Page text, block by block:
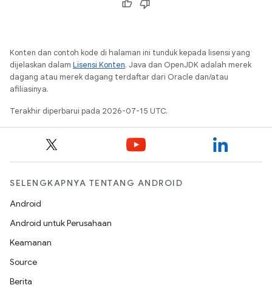
Konten dan contoh kode di halaman ini tunduk kepada lisensi yang
dijelaskan dalam Lisensi Konten. Java dan OpenJDK adalah merek
dagang atau merek dagang terdaftar dari Oracle dan/atau
afiliasinya.
Terakhir diperbarui pada 2026-07-15 UTC.
SELENGKAPNYA TENTANG ANDROID
Android
Android untuk Perusahaan
Keamanan
Source
Berita